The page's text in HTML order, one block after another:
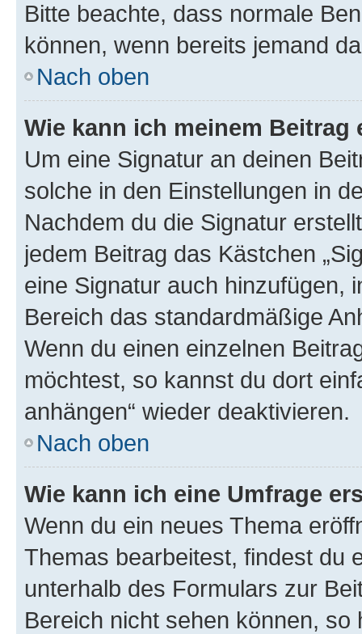
Bitte beachte, dass normale
können, wenn bereits jemand
Nach oben
Wie kann ich meinem
Um eine Signatur an deinen
solche in den Einstellungen in
Nachdem du die Signatur
jedem Beitrag das Kästchen
eine Signatur auch hinzufügen,
Bereich das standardmäßige
Wenn du einen einzelnen
möchtest, so kannst du dort
anhängen“ wieder deaktivieren.
Nach oben
Wie kann ich eine Umfrage
Wenn du ein neues Thema
Themas bearbeitest, findest du
unterhalb des Formulars zur
Bereich nicht sehen können,